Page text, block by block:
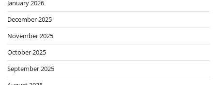
March 2024
Categories
Alternatif
Animals
Automotif